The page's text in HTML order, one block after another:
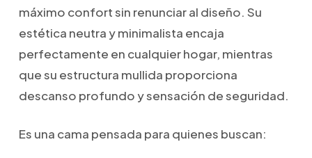
máximo confort sin renunciar al diseño. Su
estética neutra y minimalista encaja
perfectamente en cualquier hogar, mientras
que su estructura mullida proporciona
descanso profundo y sensación de seguridad.
Es una cama pensada para quienes buscan: